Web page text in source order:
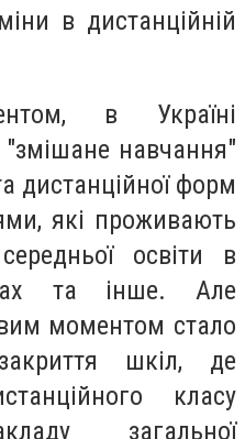
в дистанційній
в Україні
"змішане навчання"
дистанційної форм
які проживають
освіти в
та інше. Але
моментом стало
шкіл, де
класу
загальної